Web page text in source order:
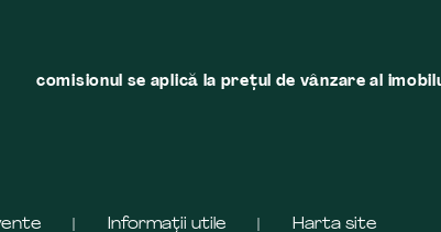
comisionul se aplică la preţul de vânzare al
Informații utile Harta site